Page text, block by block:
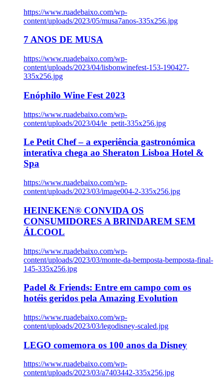
https://www.ruadebaixo.com/wp-
content/uploads/2023/05/musa7anos-335x256.jpg
7 ANOS DE MUSA
https://www.ruadebaixo.com/wp-
content/uploads/2023/04/lisbonwinefest-153-190427-
335x256.jpg
Enóphilo Wine Fest 2023
https://www.ruadebaixo.com/wp-
content/uploads/2023/04/le_petit-335x256.jpg
Le Petit Chef – a experiência gastronómica
interativa chega ao Sheraton Lisboa Hotel &
Spa
https://www.ruadebaixo.com/wp-
content/uploads/2023/03/image004-2-335x256.jpg
HEINEKEN® CONVIDA OS
CONSUMIDORES A BRINDAREM SEM
ÁLCOOL
https://www.ruadebaixo.com/wp-
content/uploads/2023/03/monte-da-bemposta-bemposta-final-
145-335x256.jpg
Padel & Friends: Entre em campo com os
hotéis geridos pela Amazing Evolution
https://www.ruadebaixo.com/wp-
content/uploads/2023/03/legodisney-scaled.jpg
LEGO comemora os 100 anos da Disney
https://www.ruadebaixo.com/wp-
content/uploads/2023/03/a7403442-335x256.jpg